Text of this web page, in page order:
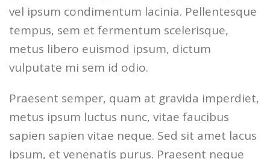
vel ipsum condimentum lacinia. Pellentesque
tempus, sem et fermentum scelerisque,
metus libero euismod ipsum, dictum
vulputate mi sem id odio.
Praesent semper, quam at gravida imperdiet,
metus ipsum luctus nunc, vitae faucibus
sapien sapien vitae neque. Sed sit amet lacus
ipsum, et venenatis purus. Praesent neque